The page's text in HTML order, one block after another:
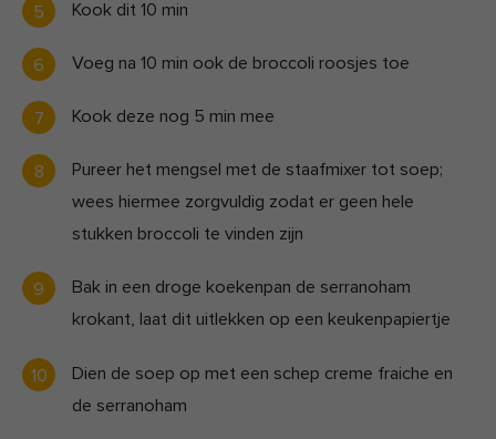
Kook dit 10 min
Voeg na 10 min ook de broccoli roosjes toe
Kook deze nog 5 min mee
Pureer het mengsel met de staafmixer tot soep;
wees hiermee zorgvuldig zodat er geen hele
stukken broccoli te vinden zijn
Bak in een droge koekenpan de serranoham
krokant, laat dit uitlekken op een keukenpapiertje
Dien de soep op met een schep creme fraiche en
de serranoham